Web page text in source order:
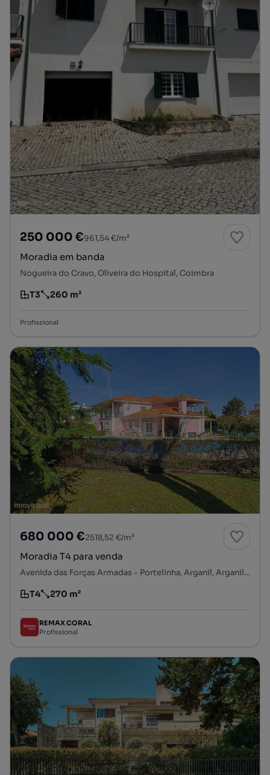
250 000 €961,54 €/m²
Moradia em banda
Nogueira do Cravo, Oliveira do Hospital, Coimbra
Tipologia
T3
Preço por metro quadrado
260 m²
Profissional
680 000 €2518,52 €/m²
Moradia T4 para venda
Avenida das Forças Armadas - Portelinha, Arganil, Arganil, Coimbra
Tipologia
T4
Preço por metro quadrado
270 m²
REMAX CORAL
Profissional